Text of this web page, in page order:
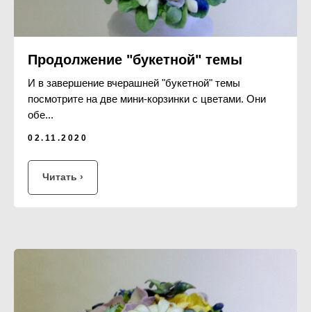
Продолжение "букетной" темы
И в завершение вчерашней "букетной" темы
посмотрите на две мини-корзинки с цветами. Они
обе...
02.11.2020
Читать ›